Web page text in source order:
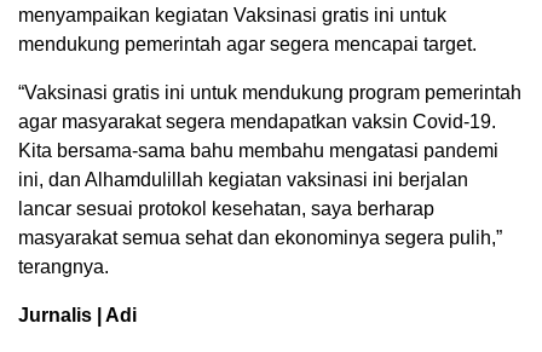
menyampaikan kegiatan Vaksinasi gratis ini untuk
mendukung pemerintah agar segera mencapai target.
“Vaksinasi gratis ini untuk mendukung program pemerintah
agar masyarakat segera mendapatkan vaksin Covid-19.
Kita bersama-sama bahu membahu mengatasi pandemi
ini, dan Alhamdulillah kegiatan vaksinasi ini berjalan
lancar sesuai protokol kesehatan, saya berharap
masyarakat semua sehat dan ekonominya segera pulih,”
terangnya.
Jurnalis | Adi